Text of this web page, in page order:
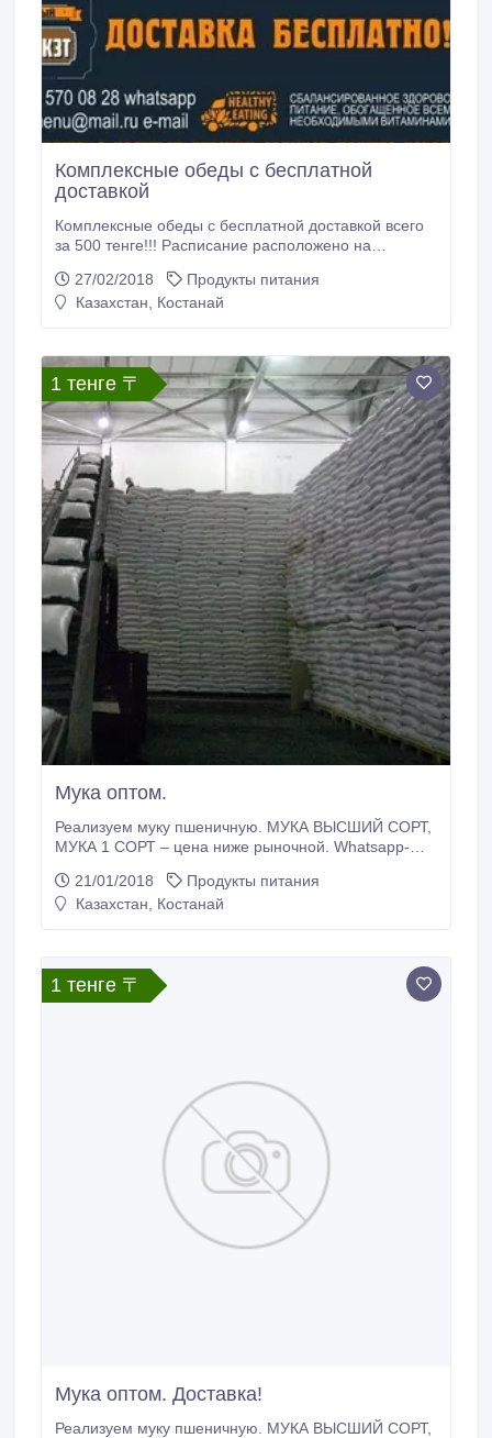
Комплексные обеды с бесплатной
доставкой
Комплексные обеды с бесплатной доставкой всего
за 500 тенге!!! Расписание расположено на
27/02/2018
Продукты питания
Казахстан, Костанай
1 тенге 〒
Мука оптом.
Реализуем муку пшеничную. МУКА ВЫСШИЙ СОРТ,
МУКА 1 СОРТ – цена ниже рыночной. Whatsapp-
21/01/2018
Продукты питания
Казахстан, Костанай
1 тенге 〒
Мука оптом. Доставка!
Реализуем муку пшеничную. МУКА ВЫСШИЙ СОРТ,